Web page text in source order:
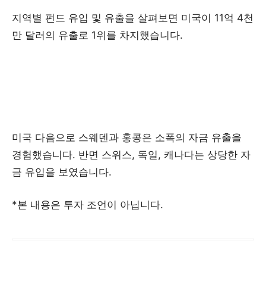
지역별 펀드 유입 및 유출을 살펴보면 미국이 11억 4천
만 달러의 유출로 1위를 차지했습니다.
미국 다음으로 스웨덴과 홍콩은 소폭의 자금 유출을
경험했습니다. 반면 스위스, 독일, 캐나다는 상당한 자
금 유입을 보였습니다.
*본 내용은 투자 조언이 아닙니다.